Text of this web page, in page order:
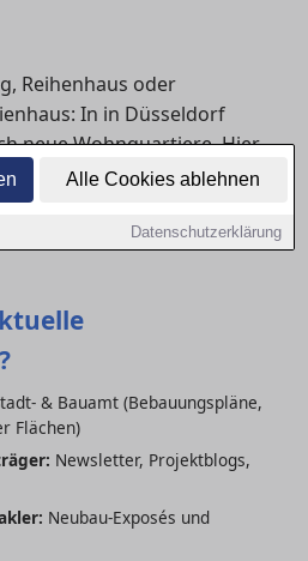
Alle Cookies ablehnen
Datenschutzerklärung
Reihenhaus oder
In in Düsseldorf
neue Wohnquartiere. Hier
Neubauprojekte findest,
machst und
und Energieeffizienz
& Bauamt (Bebauungspläne,
Flächen)
Newsletter, Projektblogs,
Neubau-Exposés und